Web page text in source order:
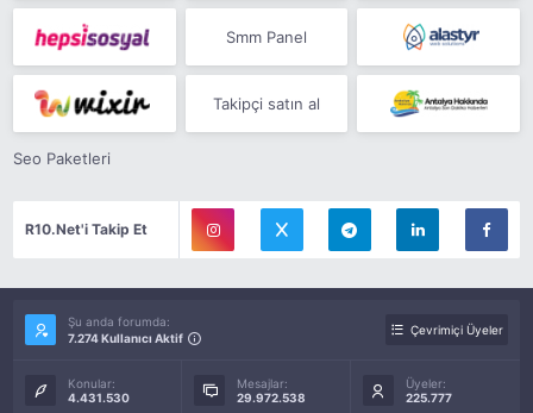
Smm Panel
Takipçi satın al
Seo Paketleri
R10.Net'i Takip Et
Şu anda forumda:
7.274 Kullanıcı Aktif
Çevrimiçi Üyeler
Konular:
4.431.530
Mesajlar:
29.972.538
Üyeler:
225.777